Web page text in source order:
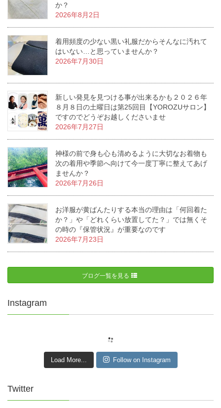
か？
2026年8月2日
着用頻度の少ない黒い礼服だからそんなに汚れて
はいない…と思っていませんか？
2026年7月30日
新しい発見を見つける事が出来るかも２０２６年
８月８日の土曜日は第25回目【YOROZUサロン】
ですのでどうぞお越しくださいませ
2026年7月27日
神様の前で身も心も清めるように大切なお着物も
次の着用や季節へ向けて今一度丁寧に整えてあげ
ませんか？
2026年7月26日
お洋服が黄ばんたりする本当の理由は「何回着た
か？」や「どれくらい放置してた？」では無くそ
の時の『保管状況』が重要なのです
2026年7月23日
ブログ一覧を見る
Instagram
Load More... Follow on Instagram
Twitter